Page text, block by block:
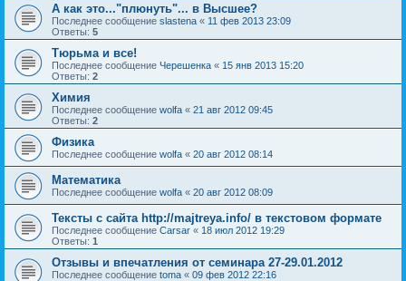
А как это..."плюнуть"... в Высшее?
Последнее сообщение slastena « 11 фев 2013 23:09
Ответы: 5
Тюрьма и все!
Последнее сообщение Черешенка « 15 янв 2013 15:20
Ответы: 2
Химия
Последнее сообщение wolfa « 21 авг 2012 09:45
Ответы: 2
Физика
Последнее сообщение wolfa « 20 авг 2012 08:14
Математика
Последнее сообщение wolfa « 20 авг 2012 08:09
Тексты с сайта http://majtreya.info/ в текстовом формате
Последнее сообщение Carsar « 18 июл 2012 19:29
Ответы: 1
Отзывы и впечатления от семинара 27-29.01.2012
Последнее сообщение toma « 09 фев 2012 22:16